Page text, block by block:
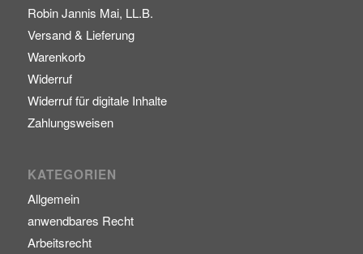
Robin Jannis Mai, LL.B.
Versand & Lieferung
Warenkorb
Widerruf
Widerruf für digitale Inhalte
Zahlungsweisen
KATEGORIEN
Allgemein
anwendbares Recht
Arbeitsrecht